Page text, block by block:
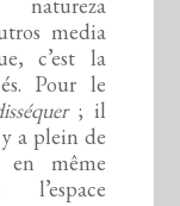
media
c’est la
Pour le
; il
a plein de
en même